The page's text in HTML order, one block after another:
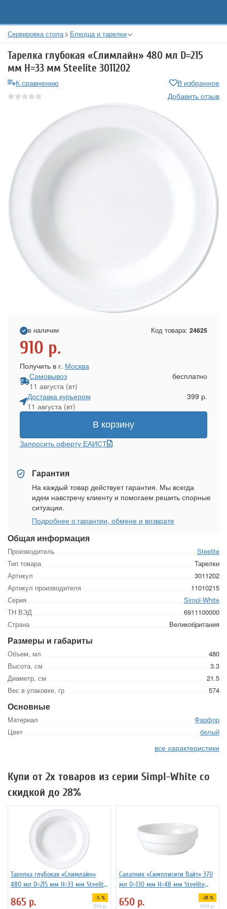
Сервировка стола Блюдца и тарелки
Тарелка глубокая «Слимлайн» 480 мл D=215
мм H=33 мм Steelite 3011202
К сравнению
В избранное
Добавить отзыв
Общая информация
Производитель
Steelite
Тип товара
Тарелки
Артикул
3011202
Артикул производителя
11010215
Серия
Simpl-White
ТН ВЭД
6911100000
Страна
Великобритания
Размеры и габариты
Объем, мл
480
Высота, см
3.3
Диаметр, см
21.5
Вес в упаковке, гр
574
Основные
Материал
Фарфор
Цвет
белый
все характеристики
в наличии Код товара: 24625
910 р.
Получить в г. Москва
Самовывоз
11 августа (вт)
бесплатно
Доставка курьером
11 августа (вт)
399 р.
В корзину
Запросить оферту ЕАИСТ
Гарантия
На каждый товар действует гарантия. Мы всегда
идем навстречу клиенту и помогаем решить спорные
ситуации.
Подробнее о гарантии, обмене и возврате
Купи от 2х товаров из серии Simpl-White со
скидкой до 28%
Тарелка глубокая «Слимлайн»
480 мл D=215 мм H=33 мм Steelite
865 р. -5 %
910р.
Салатник «Симплисити Вайт» 370
мл D=130 мм H=48 мм Steelite
650 р. -28 %
900р.